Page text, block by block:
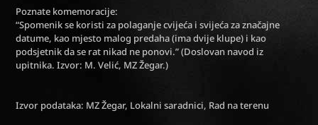
Poznate komemoracije:
“Spomenik se koristi za polaganje cvijeća i svijeća za značajne
datume, kao mjesto malog predaha (ima dvije klupe) i kao
podsjetnik da se rat nikad ne ponovi.” (Doslovan navod iz
upitnika. Izvor: M. Velić, MZ Žegar.)
Izvor podataka: MZ Žegar, Lokalni saradnici, Rad na terenu